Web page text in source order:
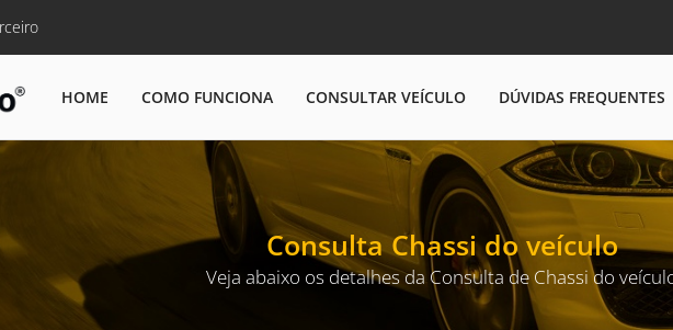
HOME COMO FUNCIONA CONSULTAR VEÍCULO DÚVIDAS FREQUENTES
Consulta Chassi do veículo
Veja abaixo os detalhes da Consulta de Chassi do